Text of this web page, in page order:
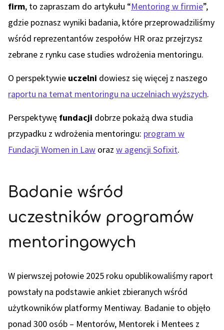
firm, to zapraszam do artykułu “Mentoring w firmie”,
gdzie poznasz wyniki badania, które przeprowadziliśmy
wśród reprezentantów zespołów HR oraz przejrzysz
zebrane z rynku case studies wdrożenia mentoringu.
O perspektywie uczelni dowiesz się więcej z naszego
raportu na temat mentoringu na uczelniach wyższych.
Perspektywę fundacji dobrze pokażą dwa studia
przypadku z wdrożenia mentoringu: program w
Fundacji Women in Law oraz w agencji Sofixit.
Badanie wśród
uczestników programów
mentoringowych
W pierwszej połowie 2025 roku opublikowaliśmy raport
powstały na podstawie ankiet zbieranych wśród
użytkowników platformy Mentiway. Badanie to objęło
ponad 300 osób – Mentorów, Mentorek i Mentees z